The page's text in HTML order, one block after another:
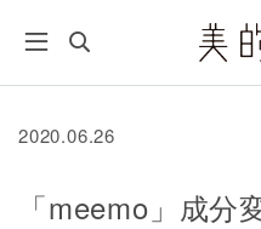
2020.06.26
「meemo」成分